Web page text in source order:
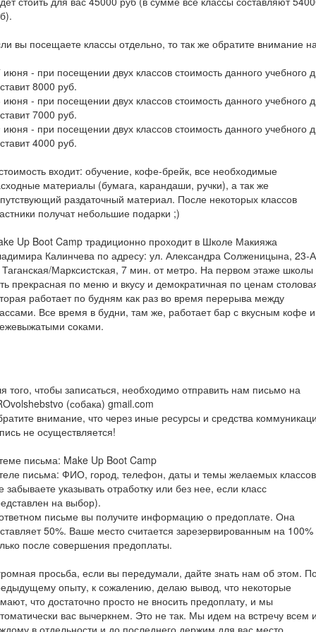
вы посещаете классы отдельно, то так же обратите внимание
июня - при посещении двух классов стоимость данного учебного
8000 руб.
июня - при посещении двух классов стоимость данного учебного
7000 руб.
июня - при посещении двух классов стоимость данного учебного
4000 руб.
входит: обучение, кофе-брейк, все необходимые
материалы (бумага, карандаши, ручки), а так же
раздаточный материал. После некоторых классов
получат небольшие подарки ;)
Up Boot Camp традиционно проходит в Школе Макияжа
Калинчева по адресу: ул. Александра Солженицына, 23-
Марксистская, 7 мин. от метро. На первом этаже школы
прекрасная по меню и вкусу и демократичная по ценам
работает по будням как раз во время перерыва между
Все время в будни, там же, работает бар с вкусным кофе и
соками.
того, чтобы записаться, необходимо отправить нам письмо на
(собака) gmail.com
внимание, что через иные ресурсы и средства
не осуществляется!
письма: Make Up Boot Camp
письма: ФИО, город, телефон, даты и темы желаемых классов
забываете указывать отработку или без нее, если класс
на выбор).
письме вы получите информацию о предоплате. Она
50%. Ваше место считается зарезервированным на 100%
после совершения предоплаты.
просьба, если вы передумали, дайте знать нам об этом.
опыту, к сожалению, делаю вывод, что некоторые
что достаточно просто не вносить предоплату, и мы
вас вычеркнем. Это не так. Мы идем на встречу всем
в отдельности и до последнего держим для вас место.